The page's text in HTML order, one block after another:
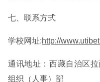
七、联系方式
学校网址:http://
通讯地址：西藏自治区
组织（人事）部